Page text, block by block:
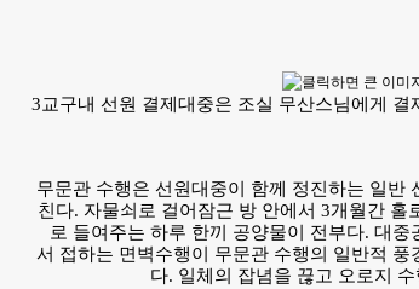
3교구내 선원 결제대중은 조실 무산스님에게 결
무문관 수행은 선원대중이 함께 정진하는 일반
친다. 자물쇠로 걸어잠근 방 안에서 3개월간
로 들여주는 하루 한끼 공양물이 전부다. 대
서 접하는 면벽수행이 무문관 수행의 일반적
다. 일체의 잡념을 끊고 오로지